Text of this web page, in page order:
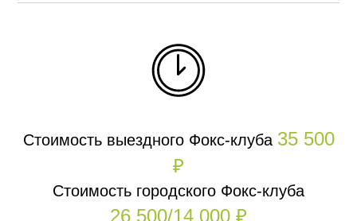
Стоимость выездного Фокс-клуба 35 500
₽
Стоимость городского Фокс-клуба
26 500/14 000 ₽